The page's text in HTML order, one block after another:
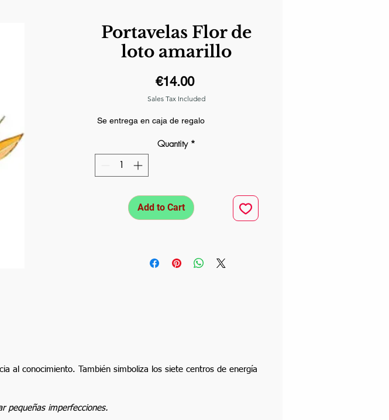
Portavelas Flor de
loto amarillo
€14.00Price
Sales Tax Included
Se entrega en caja de regalo
Quantity *
Add to Cart
al conocimiento. También simboliza los siete centros de energía
pequeñas imperfecciones.